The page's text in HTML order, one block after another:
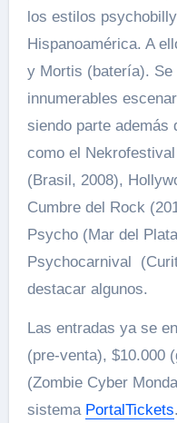
los estilos
Hispanoamérica. A
y Mortis (batería). Se
innumerables
siendo parte además
como el Nekrofestival
(Brasil, 2008),
Cumbre del Rock
Psycho (Mar del
Psychocarnival
destacar algunos.
Las entradas ya se
(pre-venta), $10.000
(Zombie Cyber
sistema PortalTickets.